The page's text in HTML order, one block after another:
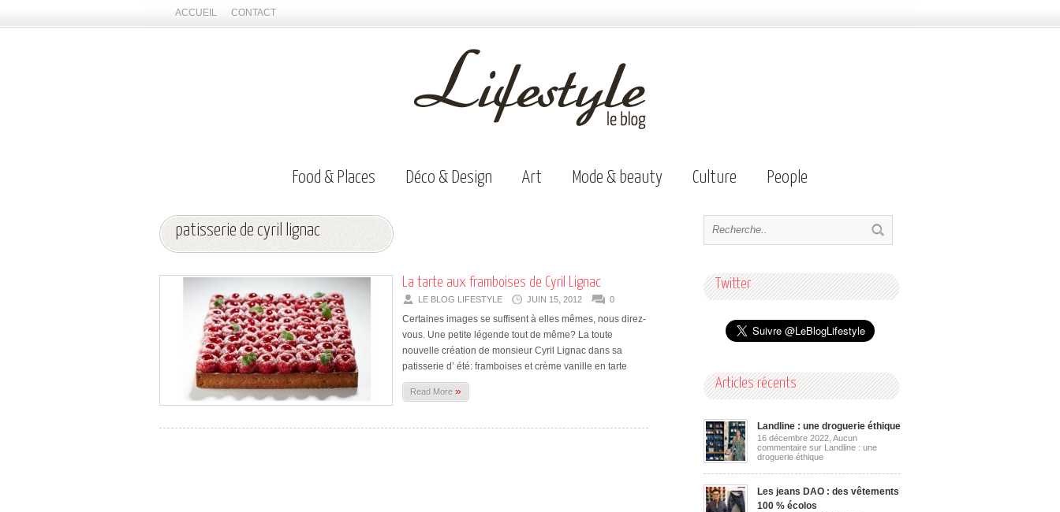
ACCUEIL CONTACT
Food & Places Déco & Design Art Mode & beauty Culture People
patisserie de cyril lignac
La tarte aux framboises de Cyril Lignac
LE BLOG LIFESTYLE JUIN 15, 2012 0
Certaines images se suffisent à elles mêmes, nous direz-
vous. Une petite légende tout de même? La toute
nouvelle création de monsieur Cyril Lignac dans sa
patisserie d’ été: framboises et crème vanille en tarte
Read More »
Twitter
Articles récents
Landline : une droguerie éthique
16 décembre 2022, Aucun
commentaire sur Landline : une
droguerie éthique
Les jeans DAO : des vêtements
100 % écolos